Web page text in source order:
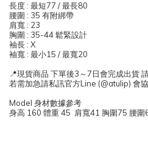
長度 : 最短77 / 最長80
腰圍 : 35 有附綁帶
肩寬 : 23
胸圍 : 35-44 鬆緊設計
袖長 : X
袖寬 : 最小15 / 最寬20
📍現貨商品 下單後3～7日會完成出貨
若需加急請私訊官方Line (@atulip) 會
Model 身材數據參考
身高 160 體重 45 肩寬41 胸圍75 腰圍